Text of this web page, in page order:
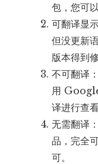
包，您可
可翻译显
但没更新
版本得到修
不可翻译
用
译进行查看
无需翻译
品，完全
可。